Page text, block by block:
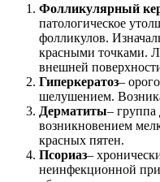
Фолликулярный
патологическое
фолликулов.
красными точками.
внешней
Гиперкератоз–
шелушением.
Дерматиты– группа
возникновением
красных пятен.
Псориаз–
неинфекционной